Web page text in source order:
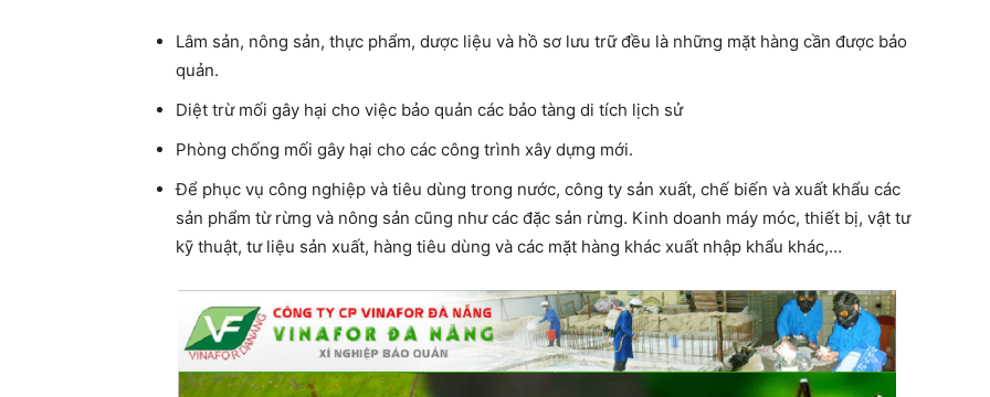
Lâm sản, nông sản, thực phẩm, dược liệu và hồ sơ lưu trữ đều là những mặt hàng cần được bảo
quản.
Diệt trừ mối gây hại cho việc bảo quản các bảo tàng di tích lịch sử
Phòng chống mối gây hại cho các công trình xây dựng mới.
Để phục vụ công nghiệp và tiêu dùng trong nước, công ty sản xuất, chế biến và xuất khẩu các
sản phẩm từ rừng và nông sản cũng như các đặc sản rừng. Kinh doanh máy móc, thiết bị, vật tư
kỹ thuật, tư liệu sản xuất, hàng tiêu dùng và các mặt hàng khác xuất nhập khẩu khác,…